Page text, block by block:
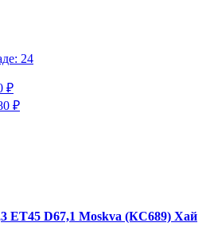
24
₽
₽
ET45 D67,1 Moskva (КС689) Хай